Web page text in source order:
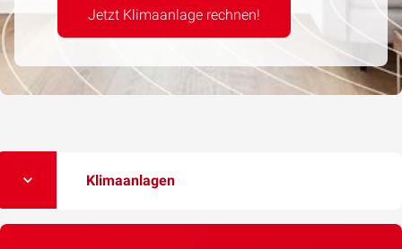
Jetzt Klimaanlage rechnen!
Klimaanlagen